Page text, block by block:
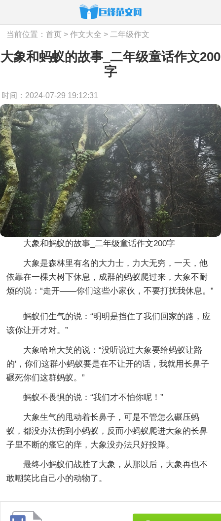
当前位置：首页 >作文大全 > 二年级作文
大象和蚂蚁的故事_二年级童话作文200
字
时间：2024-07-29 19:12:31
大象和蚂蚁的故事_二年级童话作文200字
大象是森林里有名的大力士，力大无穷，一天，他
依靠在一棵大树下休息，成群的蚂蚁爬过来，大象不耐
烦的说：“走开——你们这些小家伙，不要打扰我休息。”
蚂蚁们生气的说：“明明是挡住了我们回家的路，应
该你让开才对。”
大象哈哈大笑的说：“没听说过大象要给蚂蚁让路
的'，你们这群小蚂蚁要是在不让开的话，我就用长鼻子
碾死你们这群蚂蚁。”
蚂蚁不畏惧的说：“我们才不怕你呢！”
大象生气的甩动着长鼻子，可是不管怎么碾压蚂
蚁，都没办法伤到小蚂蚁，反而小蚂蚁爬进大象的长鼻
子里不断的瘙它的痒，大象没办法只好投降。
最终小蚂蚁们战胜了大象，从那以后，大象再也不
敢嘲笑比自己小的动物了。